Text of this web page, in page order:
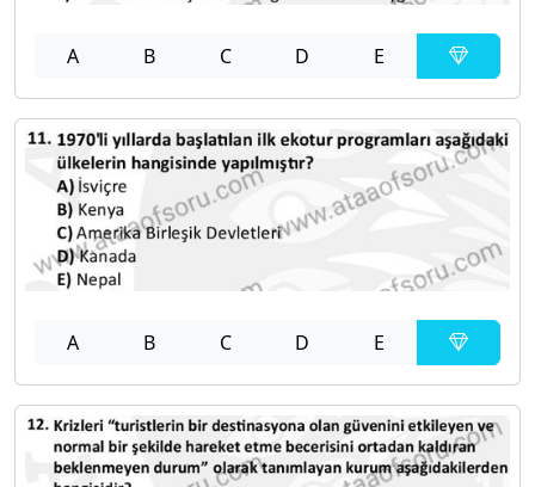
A B C D E
A B C D E